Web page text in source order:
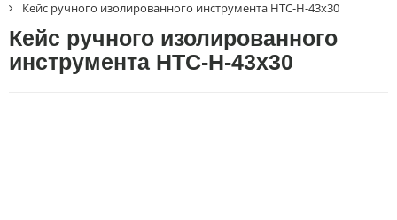
Кейс ручного изолированного инструмента HTC-Н-43х30
Кейс ручного изолированного
инструмента HTC-Н-43х30